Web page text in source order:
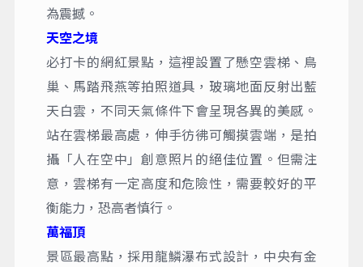
為震撼。
天空之境
必打卡的網紅景點，這裡設置了懸空雲梯、鳥
巢、馬踏飛燕等拍照道具，玻璃地面反射出藍
天白雲，不同天氣條件下會呈現各異的美感。
站在雲梯最高處，伸手彷彿可觸摸雲端，是拍
攝「人在空中」創意照片的絕佳位置。但需注
意，雲梯有一定高度和危險性，需要較好的平
衡能力，恐高者慎行。
萬福頂
景區最高點，採用龍鱗瀑布式設計，中央有金